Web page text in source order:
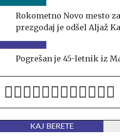
Rokometno Novo mesto
prezgodaj je odšel Aljaž
Pogrešan je 45-letnik iz
KAJ BERETE